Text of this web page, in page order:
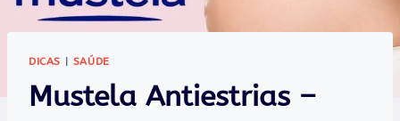
DICAS SAÚDE
Mustela Antiestrias –